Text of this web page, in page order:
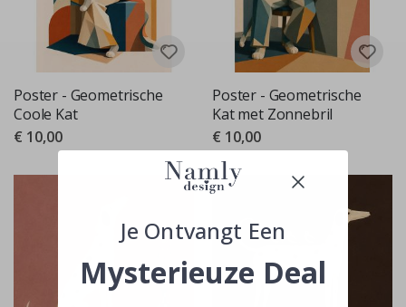
Poster - Geometrische
Coole Kat
€ 10,00
Poster - Geometrische
Kat met Zonnebril
€ 10,00
Je Ontvangt Een
Mysterieuze Deal